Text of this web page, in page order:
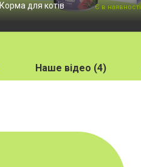
Корма для котів Є в наявності
Наше відео (4)